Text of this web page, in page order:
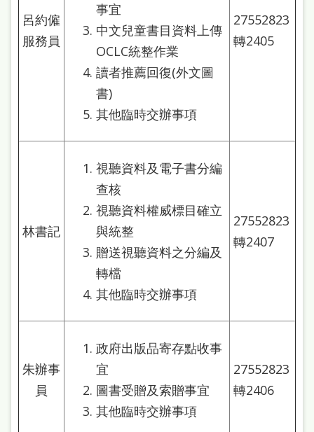
著
處
聯
呂約僱
服務員
事宜
中文兒童書目資料上傳
OCLC統整作業
讀者推薦回復(外文圖
書)
其他臨時交辦事項
27552823
轉2405
林書記
視聽資料及電子書分編
查核
視聽資料權威標目確立
與統整
贈送視聽資料之分編及
轉檔
其他臨時交辦事項
27552823
轉2407
朱辦事
員
政府出版品寄存點收事
宜
圖書受贈及索贈事宜
其他臨時交辦事項
27552823
轉2406